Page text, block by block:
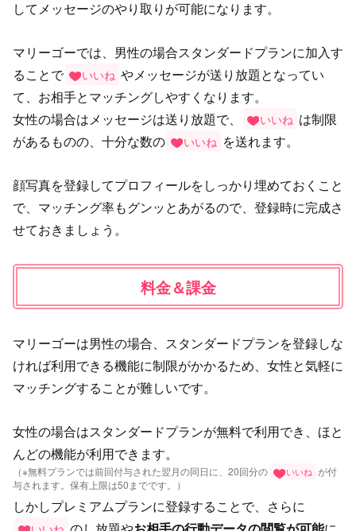
してメッセージのやり取りが可能になります。
マリーゴーでは、男性の場合スタンダードプランに加入す
ることで
いいね やメッセージが送り放題となってい
て、お相手とマッチングしやすくなります。
女性の場合はメッセージは送り放題で、
いいね は制限
があるものの、十分な数の
いいね を送れます。
顔写真を登録してプロフィールをしっかり埋めておくこと
で、マッチング率もグンッとあがるので、登録時に完成さ
せておきましょう。
料金＆課金
マリーゴーは男性の場合、スタンダードプランを登録しな
ければ利用できる機能に制限がかかるため、女性と気軽に
マッチングすることが難しいです。
女性の場合はスタンダードプランが無料で利用でき、ほと
んどの機能が利用できます。
（※無料プランでは前回付与された翌月の同日に、20回分の いいね が付
与されます。保有上限は50までです。）
しかしプレミアムプランに登録することで、さらに